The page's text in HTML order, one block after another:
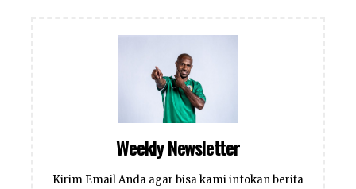
Weekly Newsletter
Kirim Email Anda agar bisa kami infokan berita